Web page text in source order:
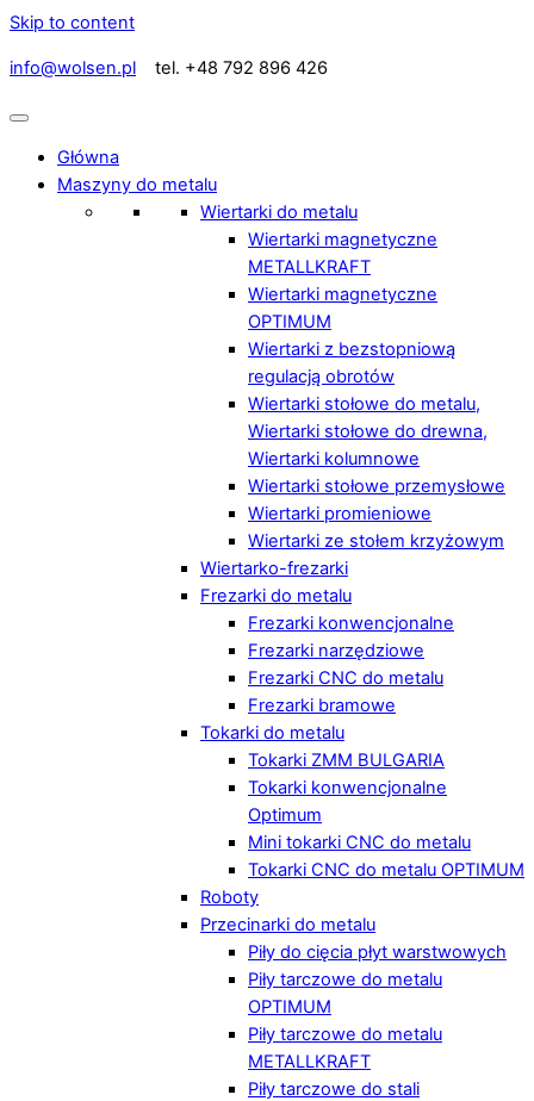
Skip to content
info@wolsen.pl tel. +48 792 896 426
Główna
Maszyny do metalu
Wiertarki do metalu
Wiertarki magnetyczne
METALLKRAFT
Wiertarki magnetyczne
OPTIMUM
Wiertarki z bezstopniową
regulacją obrotów
Wiertarki stołowe do metalu,
Wiertarki stołowe do drewna,
Wiertarki kolumnowe
Wiertarki stołowe przemysłowe
Wiertarki promieniowe
Wiertarki ze stołem krzyżowym
Wiertarko-frezarki
Frezarki do metalu
Frezarki konwencjonalne
Frezarki narzędziowe
Frezarki CNC do metalu
Frezarki bramowe
Tokarki do metalu
Tokarki ZMM BULGARIA
Tokarki konwencjonalne
Optimum
Mini tokarki CNC do metalu
Tokarki CNC do metalu OPTIMUM
Roboty
Przecinarki do metalu
Piły do cięcia płyt warstwowych
Piły tarczowe do metalu
OPTIMUM
Piły tarczowe do metalu
METALLKRAFT
Piły tarczowe do stali